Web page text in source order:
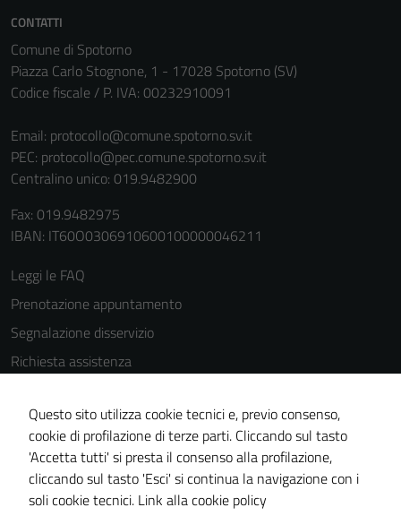
CONTATTI
Comune di Spotorno
Piazza Carlo Stognone, 1 - 17028 Spotorno (SV)
Codice fiscale / P. IVA: 00232910091
Email: protocollo@comune.spotorno.sv.it
PEC: protocollo@pec.comune.spotorno.sv.it
Centralino unico: 019.9482900
Fax: 019.9482975
IBAN: IT60O0306910600100000046211
Leggi le FAQ
Prenotazione appuntamento
Segnalazione disservizio
Richiesta assistenza
Informativa privacy
Cookie Policy
Note legali
Dichiarazione di accessibilità
Questo sito utilizza cookie tecnici e, previo consenso,
cookie di profilazione di terze parti. Cliccando sul tasto
'Accetta tutti' si presta il consenso alla profilazione,
cliccando sul tasto 'Esci' si continua la navigazione con i
soli cookie tecnici. Link alla cookie policy